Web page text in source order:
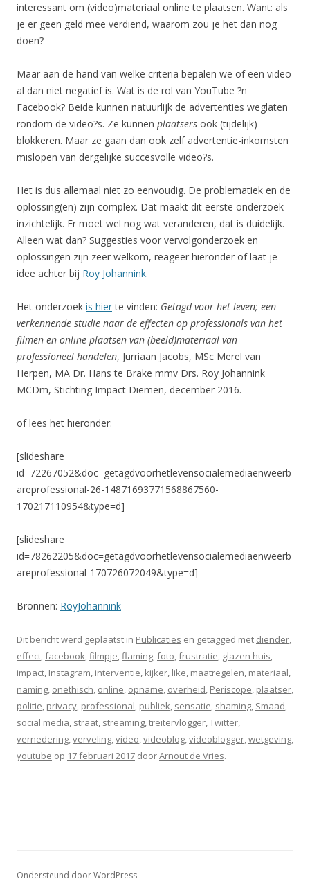
interessant om (video)materiaal online te plaatsen. Want: als
je er geen geld mee verdiend, waarom zou je het dan nog
doen?
Maar aan de hand van welke criteria bepalen we of een video
al dan niet negatief is. Wat is de rol van YouTube ?n
Facebook? Beide kunnen natuurlijk de advertenties weglaten
rondom de video?s. Ze kunnen plaatsers ook (tijdelijk)
blokkeren. Maar ze gaan dan ook zelf advertentie-inkomsten
mislopen van dergelijke succesvolle video?s.
Het is dus allemaal niet zo eenvoudig. De problematiek en de
oplossing(en) zijn complex. Dat maakt dit eerste onderzoek
inzichtelijk. Er moet wel nog wat veranderen, dat is duidelijk.
Alleen wat dan? Suggesties voor vervolgonderzoek en
oplossingen zijn zeer welkom, reageer hieronder of laat je
idee achter bij Roy Johannink.
Het onderzoek is hierte vinden: Getagd voor het leven; een
verkennende studie naar de effecten op professionals van het
filmen en online plaatsen van (beeld)materiaal van
professioneel handelen, Jurriaan Jacobs, MSc Merel van
Herpen, MA Dr. Hans te Brake mmv Drs. Roy Johannink
MCDm, Stichting Impact Diemen, december 2016.
of lees het hieronder:
[slideshare
id=72267052&doc=getagdvoorhetlevensocialemediaenweerb
areprofessional-26-14871693771568867560-
170217110954&type=d]
[slideshare
id=78262205&doc=getagdvoorhetlevensocialemediaenweerb
areprofessional-170726072049&type=d]
Bronnen: RoyJohannink
Dit bericht werd geplaatst in Publicaties en getagged met diender,
effect,facebook,filmpje,flaming,foto,frustratie, glazen huis,
impact, Instagram, interventie, kijker, like, maatregelen, materiaal,
naming, onethisch, online, opname, overheid, Periscope, plaatser,
politie, privacy, professional, publiek, sensatie, shaming, Smaad,
social media, straat, streaming,treitervlogger,Twitter,
vernedering,verveling,video,videoblog,videoblogger,wetgeving,
youtube op 17 februari 2017 doorArnout de Vries.
Ondersteund door WordPress